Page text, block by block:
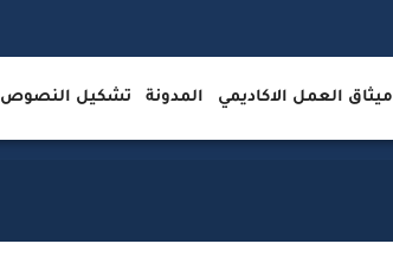
ميثاق العمل الاكاديمي المدونة تشكيل النصوص